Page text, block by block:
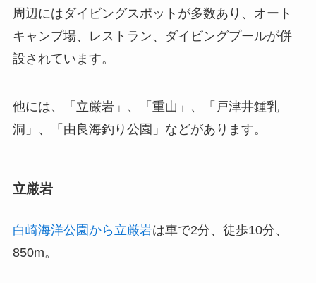
周辺にはダイビングスポットが多数あり、オート
キャンプ場、レストラン、ダイビングプールが併
設されています。
他には、「立厳岩」、「重山」、「戸津井鍾乳
洞」、「由良海釣り公園」などがあります。
立厳岩
白崎海洋公園から立厳岩は車で2分、徒歩10分、
850m。